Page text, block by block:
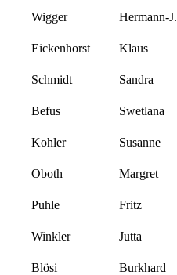
Wigger
Hermann-J.
Eickenhorst
Klaus
Schmidt
Sandra
Befus
Swetlana
Kohler
Susanne
Oboth
Margret
Puhle
Fritz
Winkler
Jutta
Blösi
Burkhard